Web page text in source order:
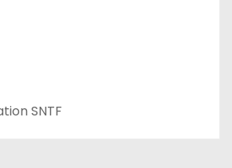
SNTF